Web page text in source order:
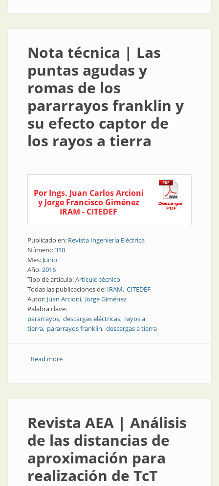
Nota técnica | Las
puntas agudas y
romas de los
pararrayos franklin y
su efecto captor de
los rayos a tierra
Por Ings. Juan Carlos Arcioni
y Jorge Francisco Giménez
IRAM - CITEDEF
Publicado en: Revista Ingeniería Eléctrica
Número:310
Mes: Junio
Año:2016
Tipo de artículo:Artículo técnico
Todas las publicaciones de: IRAM CITEDEF
Autor: Juan Arcioni Jorge Giménez
Palabra clave:
pararrayos descargas eléctricas rayos a
tierra pararrayos franklin descargas a tierra
Read moreabout Nota técnica | Las puntas agudas y romas de
Revista AEA | Análisis
de las distancias de
aproximación para
realización de TcT